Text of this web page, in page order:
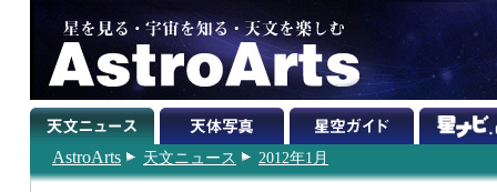
AstroArts 天文ニュース 2012年1月